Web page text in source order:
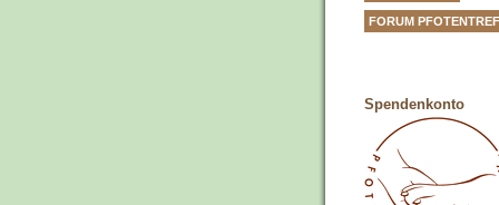
FORUM
Spendenkonto